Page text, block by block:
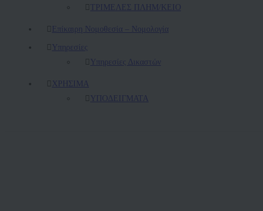
ΤΡΙΜΕΛΕΣ ΠΛΗΜ/ΚΕΙΟ
Επίκαιρη Νομοθεσία – Νομολογία
Υπηρεσίες
Υπηρεσίες Δικαστών
ΧΡΗΣΙΜΑ
ΥΠΟΔΕΙΓΜΑΤΑ